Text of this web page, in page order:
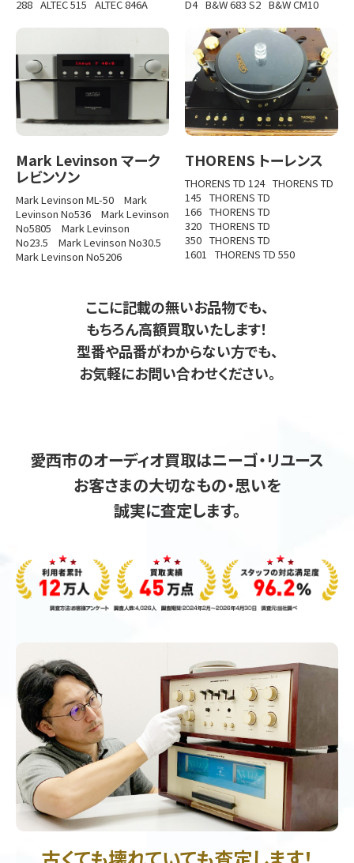
288 ALTEC 515 ALTEC 846A D4 B&W 683 S2 B&W CM10
Mark Levinson マーク
レビンソン
Mark Levinson ML-50
Mark
Levinson No536
Mark Levinson
No5805
Mark Levinson
No23.5
Mark Levinson No30.5
Mark Levinson No5206
THORENS トーレンス
THORENS TD 124 THORENS TD
145 THORENS TD
166 THORENS TD
320 THORENS TD
350 THORENS TD
1601 THORENS TD 550
ここに記載の無いお品物でも、
もちろん高額買取いたします！
型番や品番がわからない方でも、
お気軽にお問い合わせください。
愛西市のオーディオ買取はニーゴ・リユース
お客さまの大切なもの・思いを
誠実に査定します。